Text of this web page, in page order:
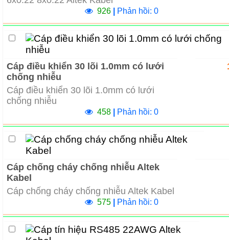
926 Phản hồi: 0
Cáp điều khiển 30 lõi 1.0mm có lưới
chống nhiễu
Cáp điều khiển 30 lõi 1.0mm có lưới
chống nhiễu
458 Phản hồi: 0
Cáp chống cháy chống nhiễu Altek
Kabel
Cáp chống cháy chống nhiễu Altek Kabel
575 Phản hồi: 0